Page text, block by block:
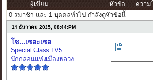
ผู้เขียน
หัวข้อ: …ความ
0 สมาชิก และ 1 บุคคลทั่วไป กำลังดูหัวข้อนี้
14 ธันวาคม 2025, 08:44:PM
โซ...เซอะเซอ
Special Class LV5
นักกลอนแห่งเมืองหลวง